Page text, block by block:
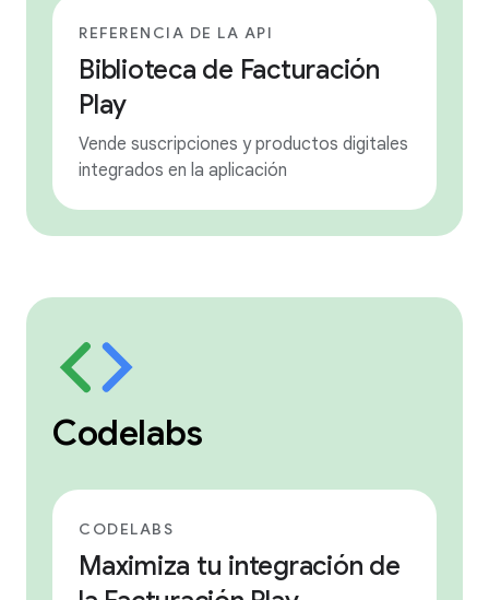
REFERENCIA DE LA API
Biblioteca de Facturación
Play
Vende suscripciones y productos digitales
integrados en la aplicación
Codelabs
CODELABS
Maximiza tu integración de